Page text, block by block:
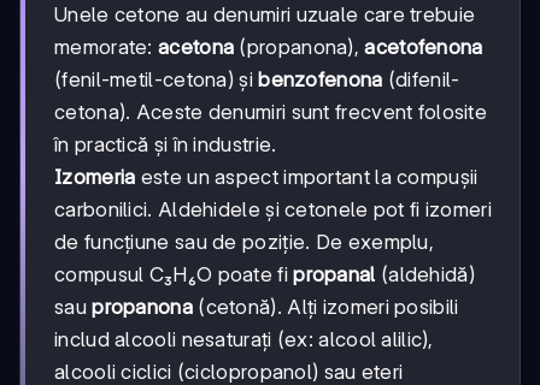
Unele cetone au denumiri uzuale care trebuie
memorate:acetona (propanona),acetofenona
(fenil-metil-cetona) șibenzofenona (difenil-
cetona). Aceste denumiri sunt frecvent folosite
în practică și în industrie.
Izomeria este un aspect important la compușii
carbonilici. Aldehidele și cetonele pot fi izomeri
de funcțiune sau de poziție. De exemplu,
compusul C₃H₆O poate fipropanal (aldehidă)
saupropanona(cetonă). Alți izomeri posibili
includ alcooli nesaturați (ex: alcool alilic),
alcooli ciclici (ciclopropanol) sau eteri